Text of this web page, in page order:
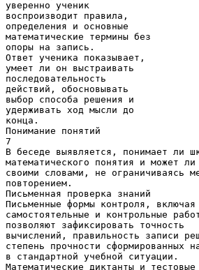
уверенно ученик
воспроизводит правила,
определения и основные
математические термины без
опоры на запись.
Ответ ученика показывает,
умеет ли он выстраивать
последовательность
действий, обосновывать
выбор способа решения и
удерживать ход мысли до
конца.
Понимание понятий
7
В беседе выявляется, понимает ли
математического понятия и может
своими словами, не ограничиваясь
повторением.
Письменная проверка знаний
Письменные формы контроля, включая
самостоятельные и контрольные
позволяют зафиксировать точность
вычислений, правильность записи
степень прочности сформированных
в стандартной учебной ситуации.
Математические диктанты и тестовые